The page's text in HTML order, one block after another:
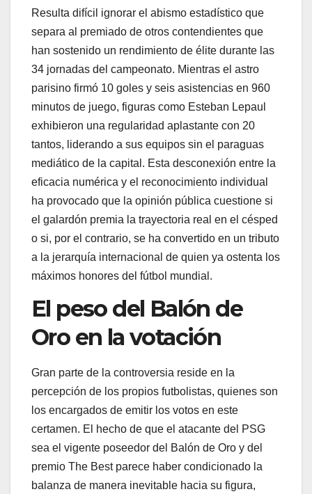
Resulta difícil ignorar el abismo estadístico que
separa al premiado de otros contendientes que
han sostenido un rendimiento de élite durante las
34 jornadas del campeonato. Mientras el astro
parisino firmó 10 goles y seis asistencias en 960
minutos de juego, figuras como Esteban Lepaul
exhibieron una regularidad aplastante con 20
tantos, liderando a sus equipos sin el paraguas
mediático de la capital. Esta desconexión entre la
eficacia numérica y el reconocimiento individual
ha provocado que la opinión pública cuestione si
el galardón premia la trayectoria real en el césped
o si, por el contrario, se ha convertido en un tributo
a la jerarquía internacional de quien ya ostenta los
máximos honores del fútbol mundial.
El peso del Balón de
Oro en la votación
Gran parte de la controversia reside en la
percepción de los propios futbolistas, quienes son
los encargados de emitir los votos en este
certamen. El hecho de que el atacante del PSG
sea el vigente poseedor del Balón de Oro y del
premio The Best parece haber condicionado la
balanza de manera inevitable hacia su figura,